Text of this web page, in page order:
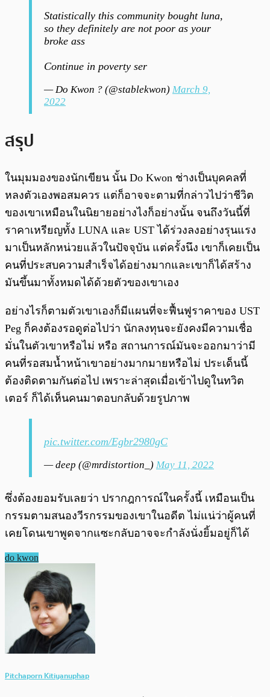
Statistically this community bought luna,
so they definitely are not poor as your
broke ass
Continue in poverty ser
— Do Kwon ? (@stablekwon) March 9,
2022
สรุป
ในมุมมองของนักเขียน นั้น Do Kwon ช่างเป็นบุคคลที่
หลงตัวเองพอสมควร แต่ก็อาจจะตามที่กล่าวไปว่าชีวิต
ของเขาเหมือนในนิยายอย่างไงก็อย่างนั้น จนถึงวันนี้ที่
ราคาเหรียญทั้ง LUNA และ UST ได้ร่วงลงอย่างรุนแรง
มาเป็นหลักหน่วยแล้วในปัจจุบัน แต่ครั้งนึง เขาก็เคยเป็น
คนที่ประสบความสำเร็จได้อย่างมากและเขาก็ได้สร้าง
มันขึ้นมาทั้งหมดได้ด้วยตัวของเขาเอง
อย่างไรก็ตามตัวเขาเองก็มีแผนที่จะฟื้นฟูราคาของ UST
Peg ก็คงต้องรอดูต่อไปว่า นักลงทุนจะยังคงมีความเชื่อ
มั่นในตัวเขาหรือไม่ หรือ สถานการณ์มันจะออกมาว่ามี
คนที่รอสมน้ำหน้าเขาอย่างมากมายหรือไม่ ประเด็นนี้
ต้องติดตามกันต่อไป เพราะล่าสุดเมื่อเข้าไปดูในทวิต
เตอร์ ก็ได้เห็นคนมาตอบกลับด้วยรูปภาพ
pic.twitter.com/Egbr2980gC
— deep (@mrdistortion_) May 11, 2022
ซึ่งต้องยอมรับเลยว่า ปรากฎการณ์ในครั้งนี้ เหมือนเป็น
กรรมตามสนองวีรกรรมของเขาในอดีต ไม่แน่ว่าผู้คนที่
เคยโดนเขาพูดจากแซะกลับอาจจะกำลังนั่งยิ้มอยู่ก็ได้
do kwon
Pitchaporn Kitiyanuphap